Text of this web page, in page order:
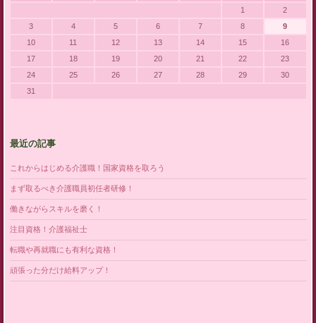
1
2
3
4 5 6 7 8
9
10
11 12 13 14 15
16
17
18 19 20 21 22
23
24
25 26 27 28 29
30
31
最近の記事
これからはじめる介護職！国家資格を取ろう
まず取るべき介護職員初任者研修！
働きながらスキルを磨く！
注目資格！介護福祉士
転職や再就職にも有利な資格！
頑張った分だけ給料アップ！